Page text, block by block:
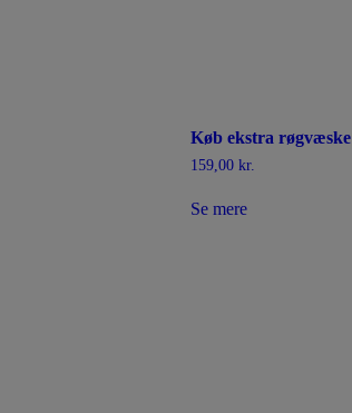
Køb ekstra røgvæske
159,00 kr.
Se mere